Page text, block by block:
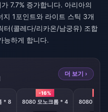
7.7% 증가합니다. 아리아의
1포인트와 라이트 스틱 3개
터(콜레다/리카온/남궁유) 조합
능하게 합니다.
더 보기 ›
* 8
-16%
8080 모노크롬 * 4 8080 모노